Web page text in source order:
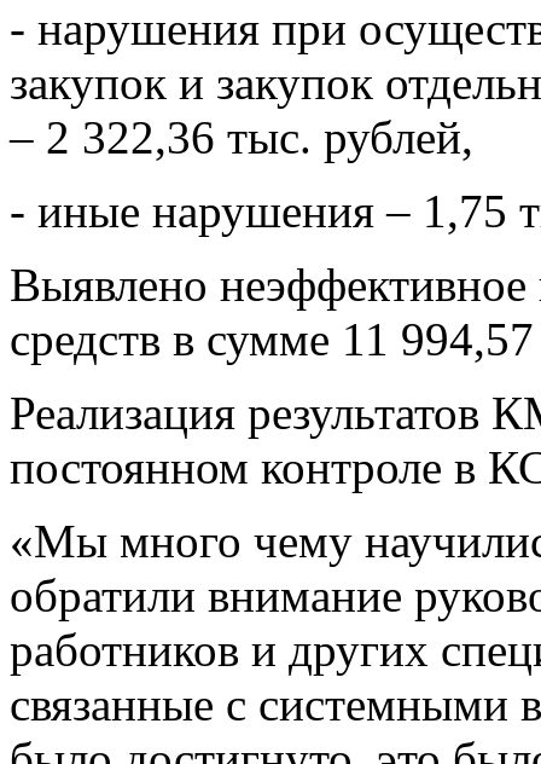
- нарушения при
закупок и закупок
– 2 322,36 тыс. рублей,
- иные нарушения – 1,75
Выявлено
средств в сумме 11
Реализация
постоянном контроле в
«Мы много чему
обратили внимание
работников и других
связанные с системными